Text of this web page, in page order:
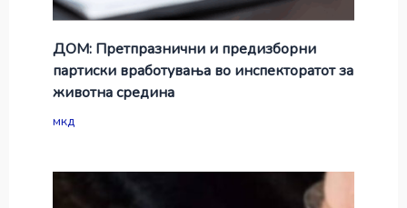
ДОМ: Претпразнични и предизборни
партиски вработувања во инспекторатот за
животна средина
мкд